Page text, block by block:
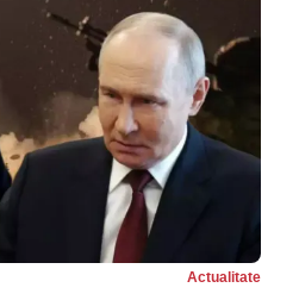
Actualitate